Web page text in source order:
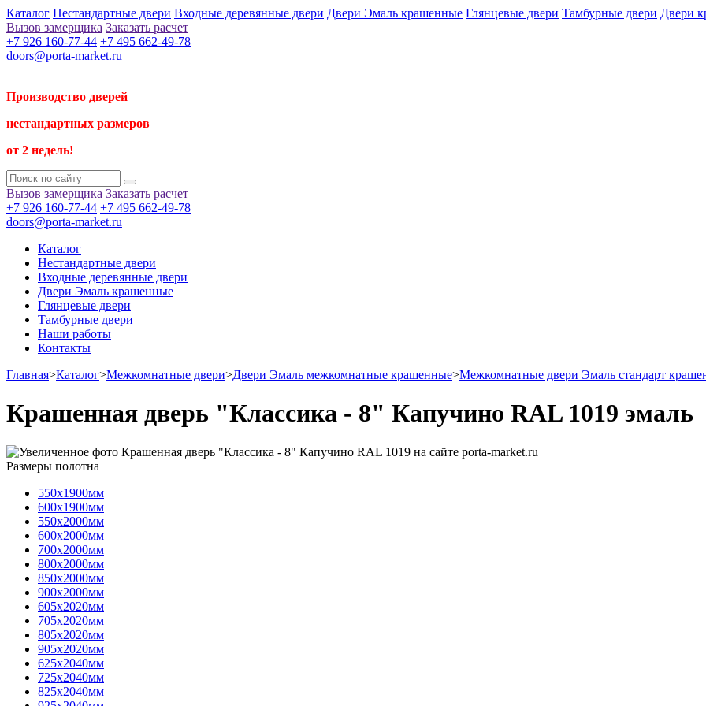
Каталог Нестандартные двери Входные деревянные двери Двери Эмаль крашенные Глянцевые двери Тамбурные двери Двери
Вызов замерщика Заказать расчет
+7 926 160-77-44 +7 495 662-49-78
doors@porta-market.ru
Производство дверей
нестандартных размеров
от 2 недель!
Вызов замерщика Заказать расчет
+7 926 160-77-44 +7 495 662-49-78
doors@porta-market.ru
Каталог
Нестандартные двери
Входные деревянные двери
Двери Эмаль крашенные
Глянцевые двери
Тамбурные двери
Наши работы
Контакты
Главная>Каталог>Межкомнатные двери>Двери Эмаль межкомнатные крашенные>Межкомнатные двери Эмаль стандарт
Крашенная дверь "Классика - 8" Капучино RAL 1019 эмаль
Размеры полотна
550х1900мм
600х1900мм
550х2000мм
600х2000мм
700х2000мм
800х2000мм
850х2000мм
900х2000мм
605х2020мм
705х2020мм
805х2020мм
905х2020мм
625х2040мм
725х2040мм
825х2040мм